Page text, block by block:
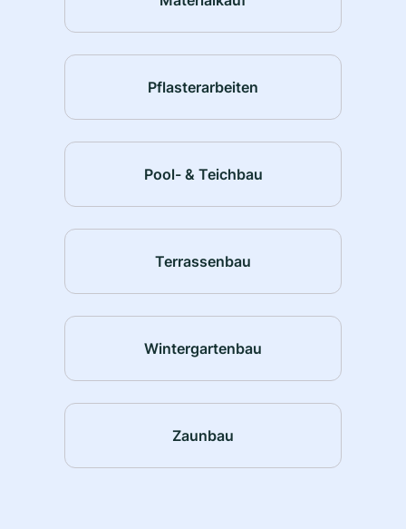
Pflasterarbeiten
Pool- & Teichbau
Terrassenbau
Wintergartenbau
Zaunbau